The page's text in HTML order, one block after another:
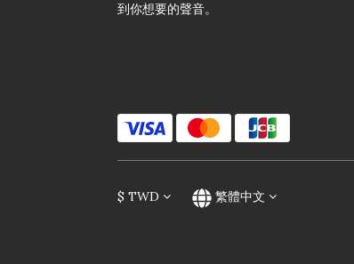
到你想要的聲音。
$ TWD 繁體中文